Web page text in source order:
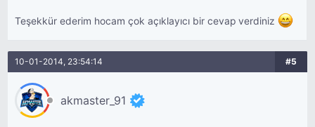
Teşekkür ederim hocam çok açıklayıcı bir cevap verdiniz
10-01-2014, 23:54:14 #5
akmaster_91